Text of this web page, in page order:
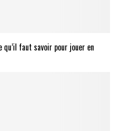
qu’il faut savoir pour jouer en